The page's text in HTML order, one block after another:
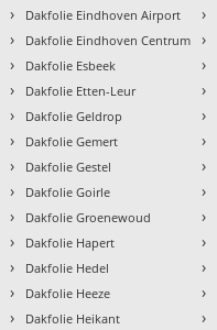
› Dakfolie Eindhoven Airport
› Dakfolie Eindhoven Centrum
› Dakfolie Esbeek
› Dakfolie Etten-Leur
› Dakfolie Geldrop
› Dakfolie Gemert
› Dakfolie Gestel
› Dakfolie Goirle
› Dakfolie Groenewoud
› Dakfolie Hapert
› Dakfolie Hedel
› Dakfolie Heeze
› Dakfolie Heikant
›
›
›
›
›
›
›
›
›
›
›
›
›